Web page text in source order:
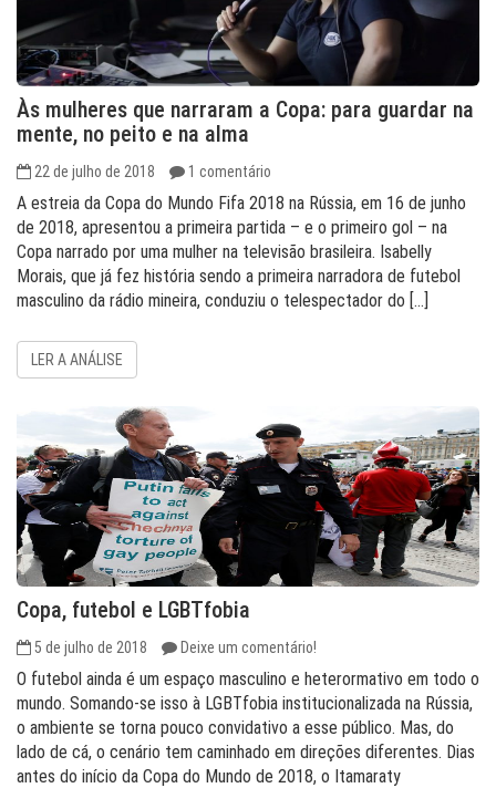
Às mulheres que narraram a Copa: para guardar na
mente, no peito e na alma
22 de julho de 2018 1 comentário
A estreia da Copa do Mundo Fifa 2018 na Rússia, em 16 de junho
de 2018, apresentou a primeira partida – e o primeiro gol – na
Copa narrado por uma mulher na televisão brasileira. Isabelly
Morais, que já fez história sendo a primeira narradora de futebol
masculino da rádio mineira, conduziu o telespectador do […]
LER A ANÁLISE
Copa, futebol e LGBTfobia
5 de julho de 2018 Deixe um comentário!
O futebol ainda é um espaço masculino e heterormativo em todo o
mundo. Somando-se isso à LGBTfobia institucionalizada na Rússia,
o ambiente se torna pouco convidativo a esse público. Mas, do
lado de cá, o cenário tem caminhado em direções diferentes. Dias
antes do início da Copa do Mundo de 2018, o Itamaraty